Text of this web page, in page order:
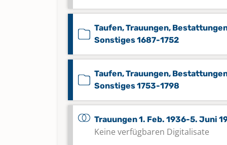
Taufen, Trauungen,
Sonstiges 1687-1752
Taufen, Trauungen,
Sonstiges 1753-1798
Trauungen 1. Feb. 1936-5. Juni
Keine verfügbaren Digitalisate